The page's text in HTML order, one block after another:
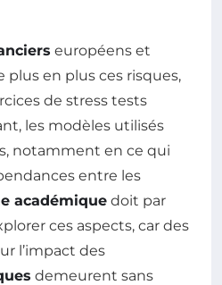
européens et
plus en plus ces risques,
de stress tests
les modèles utilisés
notamment en ce qui
entre les
académique doit par
ces aspects, car des
l’impact des
demeurent sans